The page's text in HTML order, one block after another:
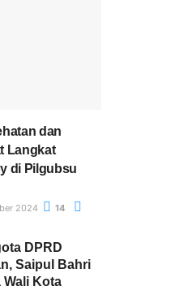
dan
Langkat
di Pilgubsu
2024 14
DPRD
Saipul Bahri
Wali Kota